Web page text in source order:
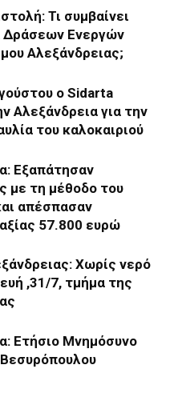
Τι συμβαίνει
Δράσεων Ενεργών
Αλεξάνδρειας;
ο Sidarta
Αλεξάνδρεια για την
του καλοκαιριού
Εξαπάτησαν
με τη μέθοδο του
απέσπασαν
57.800 ευρώ
Χωρίς νερό
,31/7, τμήμα της
Ετήσιο Μνημόσυνο